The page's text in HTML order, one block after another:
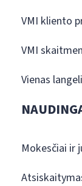
VMI kliento
VMI
Vienas
Mokesčiai ir